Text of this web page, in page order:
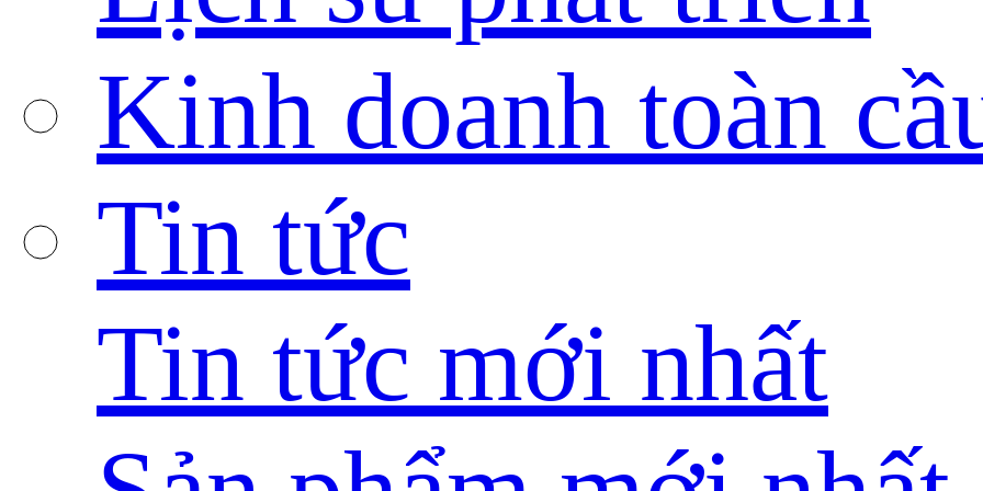
Kinh doanh toàn
Tin tức
Tin tức mới nhất